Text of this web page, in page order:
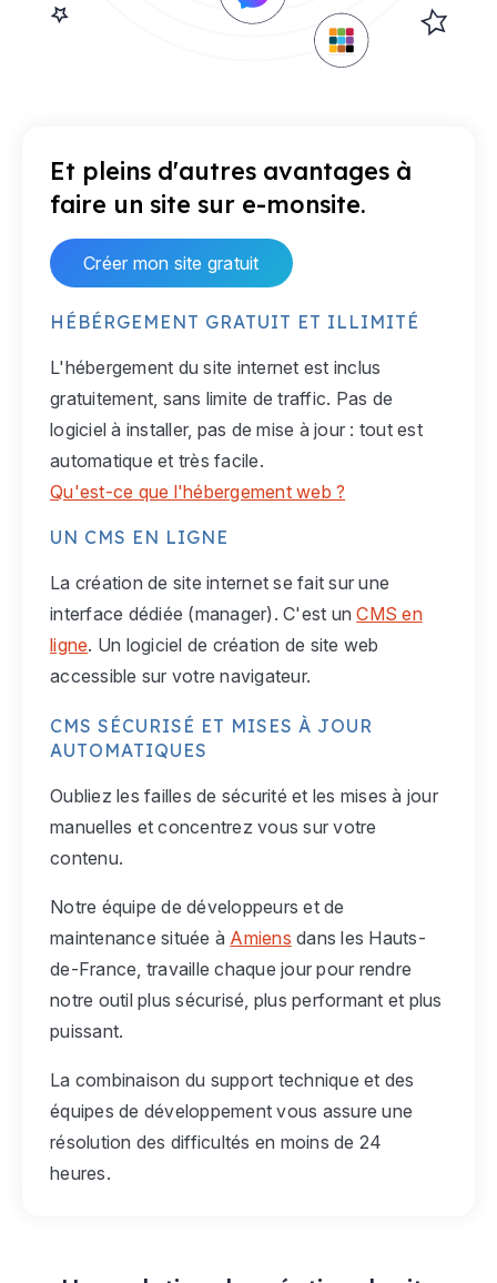
Et pleins d'autres avantages à
faire un site sur e-monsite.
Créer mon site gratuit
HÉBÉRGEMENT GRATUIT ET ILLIMITÉ
L'hébergement du site internet est inclus
gratuitement, sans limite de traffic. Pas de
logiciel à installer, pas de mise à jour : tout est
automatique et très facile.
Qu'est-ce que l'hébergement web ?
UN CMS EN LIGNE
La création de site internet se fait sur une
interface dédiée (manager). C'est unCMS en
ligne. Un logiciel de création de site web
accessible sur votre navigateur.
CMS SÉCURISÉ ET MISES À JOUR
AUTOMATIQUES
Oubliez les failles de sécurité et les mises à jour
manuelles et concentrez vous sur votre
contenu.
Notre équipe de développeurs et de
maintenance située à Amiens dans les Hauts-
de-France, travaille chaque jour pour rendre
notre outil plus sécurisé, plus performant et plus
puissant.
La combinaison du support technique et des
équipes de développement vous assure une
résolution des difficultés en moins de 24
heures.